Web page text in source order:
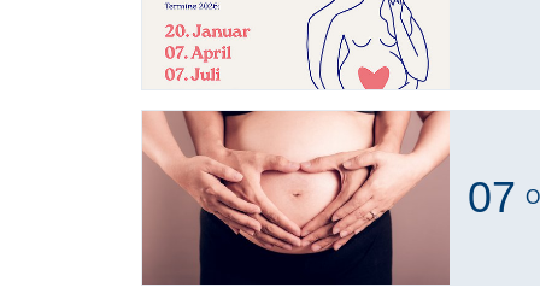
07